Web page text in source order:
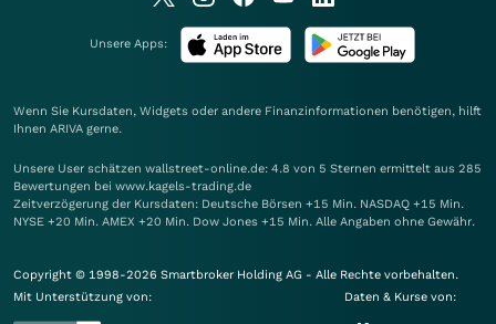
Unsere Apps:
Wenn Sie Kursdaten, Widgets oder andere Finanzinformationen benötigen, hilft
Ihnen ARIVA gerne.
Unsere User schätzen wallstreet-online.de: 4.8 von 5 Sternen ermittelt aus 285
Bewertungen bei www.kagels-trading.de
Zeitverzögerung der Kursdaten: Deutsche Börsen +15 Min. NASDAQ +15 Min.
NYSE +20 Min. AMEX +20 Min. Dow Jones +15 Min. Alle Angaben ohne Gewähr.
Copyright © 1998-2026 Smartbroker Holding AG - Alle Rechte vorbehalten.
Mit Unterstützung von:
Daten & Kurse von: